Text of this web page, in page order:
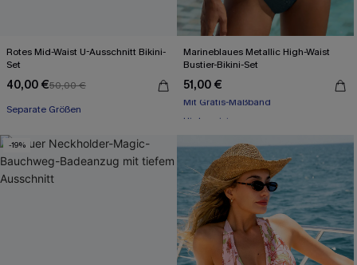
Rotes Mid-Waist U-Ausschnitt Bikini-
Set
40,00 €50,00 €
Separate Größen
Marineblaues Metallic High-Waist
Bustier-Bikini-Set
51,00 €
Mit Gratis-Maßband
High waist
-19%